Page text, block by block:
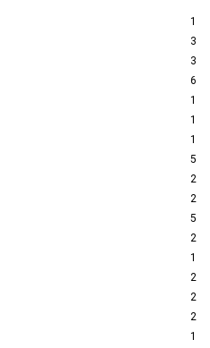
1
3
3
6
1
1
1
5
2
2
5
2
1
2
2
2
1